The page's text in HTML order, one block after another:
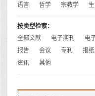
语言
哲学 宗教学
按类型检索：
全部文献
电子期刊 电
报告
会议 专利 报纸
资讯
其他